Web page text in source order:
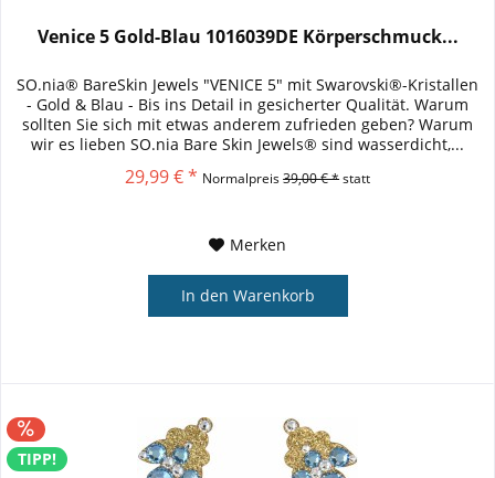
Venice 5 Gold-Blau 1016039DE Körperschmuck...
SO.nia® BareSkin Jewels "VENICE 5" mit Swarovski®-Kristallen
- Gold & Blau - Bis ins Detail in gesicherter Qualität. Warum
sollten Sie sich mit etwas anderem zufrieden geben? Warum
wir es lieben SO.nia Bare Skin Jewels® sind wasserdicht,...
29,99 € * Normalpreis39,00 € *statt
Merken
In den Warenkorb
TIPP!